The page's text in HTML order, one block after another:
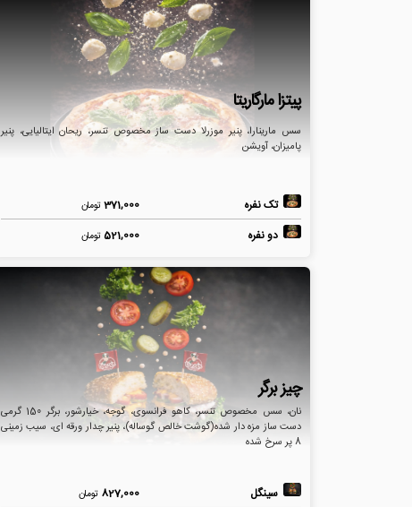
پیتزا مارگاریتا
سس مارینارا، پنیر موزرلا دست ساز مخصوص تنسر، ریحان ایتالیایی، پنیر
پامیزان، آویشن
تک نفره 371,000تومان
دو نفره 521,000تومان
چیز برگر
نان، سس مخصوص تنسر، کاهو فرانسوی، گوجه، خیارشور، برگر 150 گرمی
دست ساز مزه دار شده(گوشت خالص گوساله)، پنیر چدار ورقه ای، سیب زمینی
8 پر سرخ شده
سینگل 827,000 تومان